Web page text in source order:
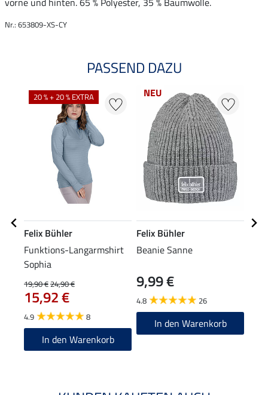
Nr.: 653809-XS-CY
PASSEND DAZU
20 % + 20 % EXTRA
Felix Bühler
Funktions-Langarmshirt
Sophia
19,90 €24,90 €
15,92 €
4.9 8
In den Warenkorb
NEU
Felix Bühler
Beanie Sanne
9,99 €
4.8 26
In den Warenkorb